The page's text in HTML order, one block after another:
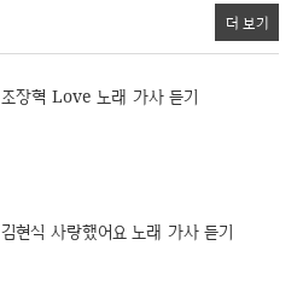
더 보기
조장혁 Love 노래 가사 듣기
김현식 사랑했어요 노래 가사 듣기